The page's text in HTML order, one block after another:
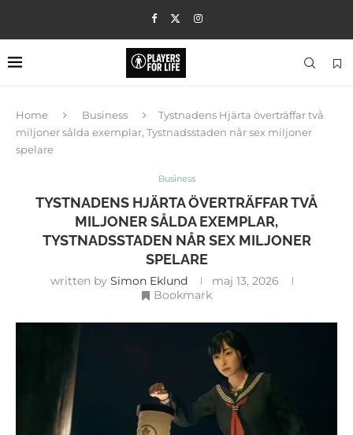
Home Business
Tystnadens Hjärta överträffar två
miljoner sålda exemplar, Tystnadsstaden når sex miljoner
spelare
Business
TYSTNADENS HJÄRTA ÖVERTRÄFFAR TVÅ
MILJONER SÅLDA EXEMPLAR,
TYSTNADSSTADEN NÅR SEX MILJONER
SPELARE
written by Simon Eklund
maj 13, 2026
Bookmark